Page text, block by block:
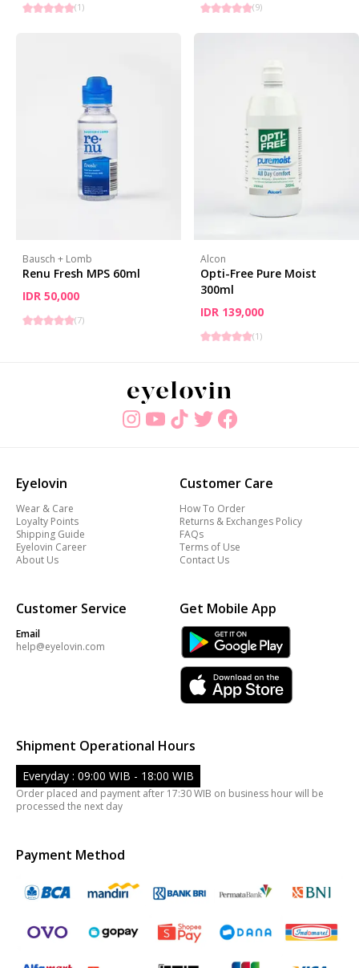
(1 ) (9)
Bausch + Lomb
Renu Fresh MPS 60ml
IDR 50,000
(7)
Alcon
Opti-Free Pure Moist
300ml
IDR 139,000
(1 )
Eyelovin
Wear & Care
Loyalty Points
Shipping Guide
Eyelovin Career
About Us
Customer Care
How To Order
Returns & Exchanges Policy
FAQs
Terms of Use
Contact Us
Customer Service
Email
help@eyelovin.com
Get Mobile App
Shipment Operational Hours
Everyday : 09:00 WIB - 18:00 WIB
Order placed and payment after 17:30 WIB on business hour will be
processed the next day
Payment Method